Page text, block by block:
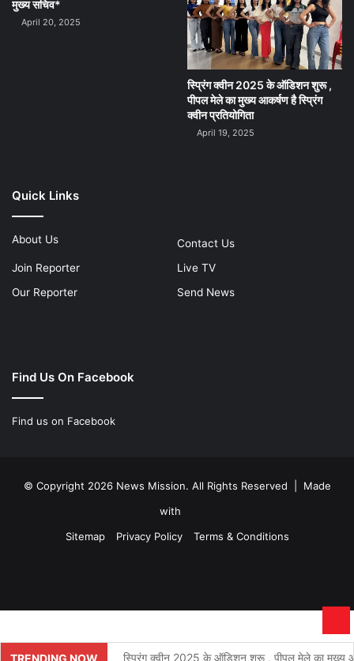
मुख्य सचिव*
April 20, 2025
स्प्रिंग क्वीन 2025 के ऑडिशन शुरू ,
पीपल मेले का मुख्य आकर्षण है स्प्रिंग
क्वीन प्रतियोगिता
April 19, 2025
Quick Links
About Us
Contact Us
Join Reporter
Live TV
Our Reporter
Send News
Find Us On Facebook
Find us on Facebook
© Copyright 2026 News Mission. All Rights Reserved | Made
with
Sitemap
Privacy Policy Terms & Conditions
TRENDING NOW स्प्रिंग क्वीन 2025 के ऑडिशन शुरू , पीपल मेले का मुख्य